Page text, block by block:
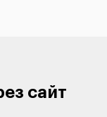
сайт